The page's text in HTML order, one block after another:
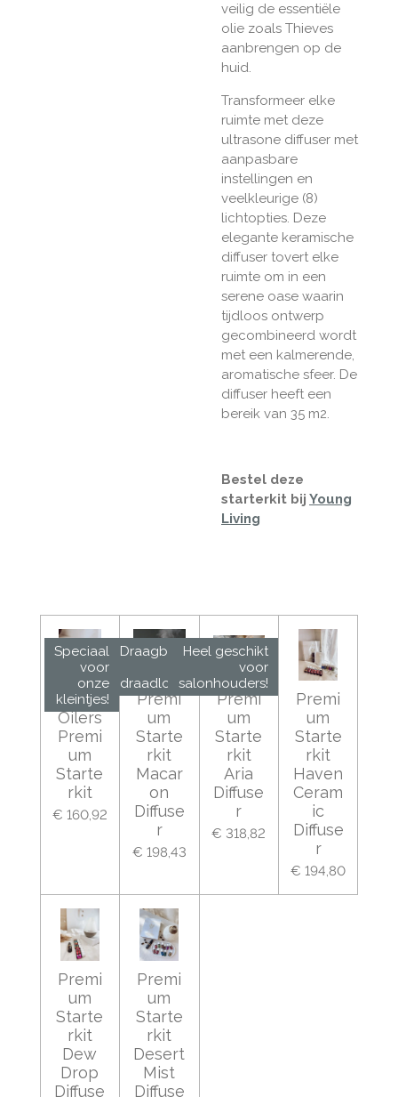
veilig de essentiële
olie zoals Thieves
aanbrengen op de
huid.
Transformeer elke
ruimte met deze
ultrasone diffuser met
aanpasbare
instellingen en
veelkleurige (8)
lichtopties. Deze
elegante keramische
diffuser tovert elke
ruimte om in een
serene oase waarin
tijdloos ontwerp
gecombineerd wordt
met een kalmerende,
aromatische sfeer. De
diffuser heeft een
bereik van 35 m2.
Bestel deze
starterkit bij Young
Living
Speciaal
voor
onze
kleintjes!
Little
Oilers
Premi
um
Starte
rkit
€ 160,92
Draagbaar
draadloos!
Premi
um
Starte
rkit
Macar
on
Diffuse
r
€ 198,43
Heel geschikt
voor
salonhouders!
Premi
um
Starte
rkit
Aria
Diffuse
r
€ 318,82
Premi
um
Starte
rkit
Haven
Ceram
ic
Diffuse
r
€ 194,80
Premi
um
Starte
rkit
Dew
Drop
Diffuse
Premi
um
Starte
rkit
Desert
Mist
Diffuse